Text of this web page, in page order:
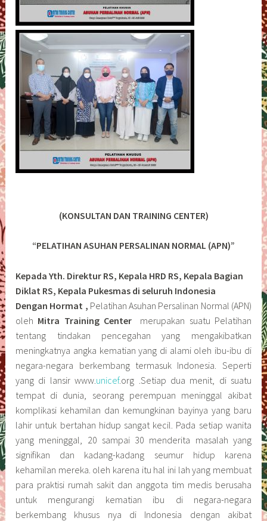
(KONSULTAN DAN TRAINING CENTER)
“PELATIHAN ASUHAN PERSALINAN NORMAL (APN)”
Kepada Yth. Direktur RS, Kepala HRD RS, Kepala Bagian
Diklat RS, Kepala Pukesmas di seluruh Indonesia
Dengan Hormat , Pelatihan Asuhan Persalinan Normal (APN)
oleh Mitra Training Centermerupakan suatu Pelatihan
tentang tindakan pencegahan yang mengakibatkan
meningkatnya angka kematian yang di alami oleh ibu-ibu di
negara-negara berkembang termasuk Indonesia. Seperti
yang di lansir www. unicef.org .Setiap dua menit, di suatu
tempat di dunia, seorang perempuan meninggal akibat
komplikasi kehamilan dan kemungkinan bayinya yang baru
lahir untuk bertahan hidup sangat kecil. Pada setiap wanita
yang meninggal, 20 sampai 30 menderita masalah yang
signifikan dan kadang-kadang seumur hidup karena
kehamilan mereka. oleh karena itu hal ini lah yang membuat
para praktisi rumah sakit dan anggota tim medis berusaha
untuk mengurangi kematian ibu di negara-negara
berkembang khusus nya di Indonesia dengan akibat